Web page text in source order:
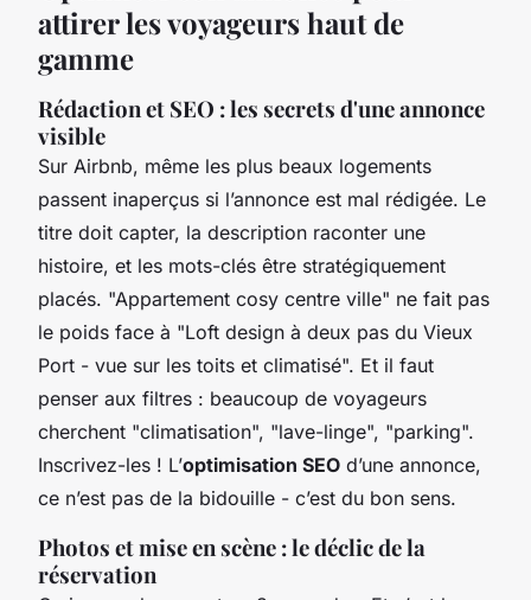
attirer les voyageurs haut de
gamme
Rédaction et SEO : les secrets d'une annonce
visible
Sur Airbnb, même les plus beaux logements
passent inaperçus si l’annonce est mal rédigée. Le
titre doit capter, la description raconter une
histoire, et les mots-clés être stratégiquement
placés. "Appartement cosy centre ville" ne fait pas
le poids face à "Loft design à deux pas du Vieux
Port - vue sur les toits et climatisé". Et il faut
penser aux filtres : beaucoup de voyageurs
cherchent "climatisation", "lave-linge", "parking".
Inscrivez-les ! L’optimisation SEO d’une annonce,
ce n’est pas de la bidouille - c’est du bon sens.
Photos et mise en scène : le déclic de la
réservation